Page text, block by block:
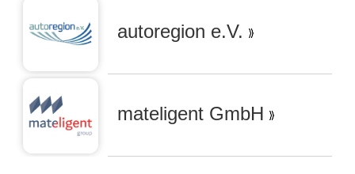
autoregion e.V.
mateligent GmbH